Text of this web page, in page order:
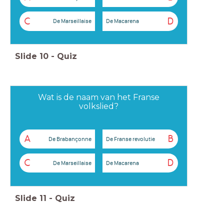
C De Marseillaise D
De Macarena
Slide 10 - Quiz
Wat is de naam van het Franse
volkslied?
A De Brabançonne B
De Franse revolutie
C De Marseillaise D
De Macarena
Slide 11 - Quiz